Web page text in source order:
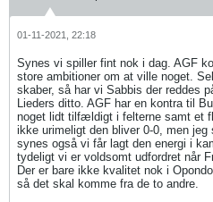
01-11-2021, 22:18
Synes vi spiller fint nok i dag. AGF
store ambitioner om at ville noget.
skaber, så har vi Sabbis der reddes
Lieders ditto. AGF har en kontra til
noget lidt tilfældigt i felterne samt et
ikke urimeligt den bliver 0-0, men
synes også vi får lagt den energi i
tydeligt vi er voldsomt udfordret når
Der er bare ikke kvalitet nok i
så det skal komme fra de to andre.